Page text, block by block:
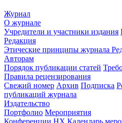
Журнал
О журнале
Учредители и участники издания
Редакция
Этические принципы журнала
Авторам
Порядок публикации статей
Правила рецензирования
Свежий номер Архив Подписка
публикаций журнала
Издательство
Портфолио Мероприятия
Конференции НХ Календарь